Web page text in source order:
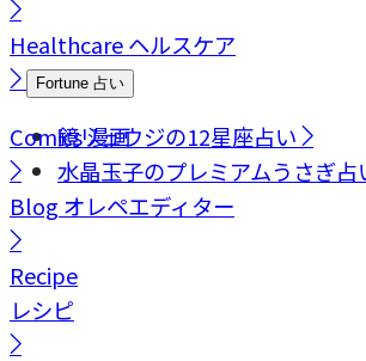
Healthcareヘルスケア
Fortune 占い
鏡リュウジの12星座占い
水晶玉子のプレミアムうさぎ占
Comics漫画
Blog オレペエディター
Recipe
レシピ